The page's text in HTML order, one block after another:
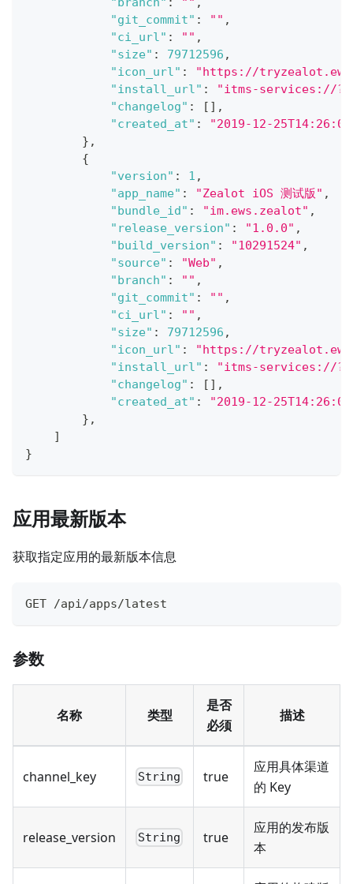
"git_commit" : "" ,
"ci_url" : "" ,
"size" : 79712596 ,
"icon_url" :
"https://
"install_url" :
"itms-services://
"changelog" : [ ] ,
"created_at" :
"2019-12-
} ,
{
"version" : 1 ,
"app_name" : "Zealot iOS 测试版" ,
"bundle_id" : "im.ews.zealot" ,
"release_version" : "1.0.0" ,
"build_version" : "10291524" ,
"source" : "Web" ,
"branch" : "" ,
"git_commit" : "" ,
"ci_url" : "" ,
"size" : 79712596 ,
"icon_url" :
"https://
"install_url" :
"itms-services://
"changelog" : [ ] ,
"created_at" :
"2019-12-
} ,
]
}
应用最新版本
获取指定应用的最新版本信息
GET /api/apps/latest
参数
名称 类型
是否
必须
描述
channel_key String true
应用具体渠道
的 Key
release_version String true
应用的发布版
本